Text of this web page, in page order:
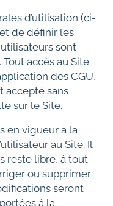
d’utilisation (ci-
de définir les
sont
accès au Site
des CGU,
accepté sans
sur le Site.
en vigueur à la
au Site. Il
reste libre, à tout
ou supprimer
seront
à la